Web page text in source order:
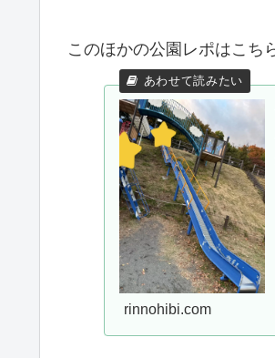
このほかの公園レポはこち
rinnohibi.com